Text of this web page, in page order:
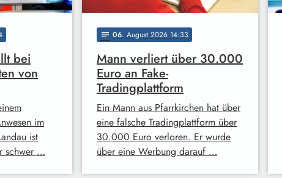
bei
von
im
ist
schwer …
notes 06. August 2026 14:33
Mann verliert über 30.000
Euro an Fake-
Tradingplattform
Ein Mann aus Pfarrkirchen hat über
eine falsche Tradingplattform über
30.000 Euro verloren. Er wurde
über eine Werbung darauf …